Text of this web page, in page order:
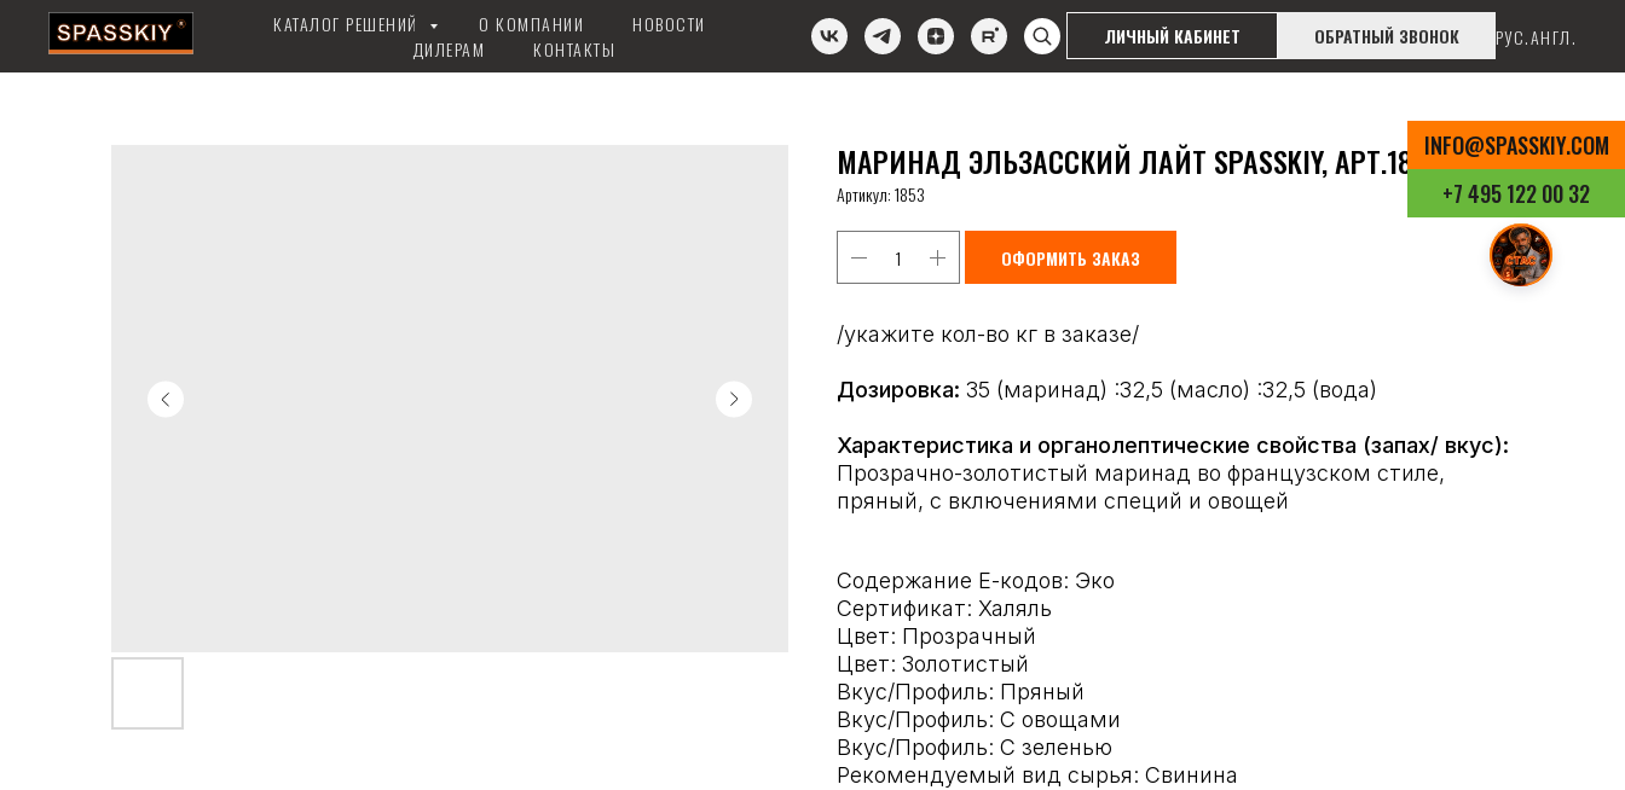
КАТАЛОГ РЕШЕНИЙ О КОМПАНИИ
НОВОСТИ
ДИЛЕРАМ
КОНТАКТЫ
ЛИЧНЫЙ КАБИНЕТ ОБРАТНЫЙ ЗВОНОК РУС.АНГЛ.
INFO@SPASSKIY.COM
+7 495 122 00 32
МАРИНАД ЭЛЬЗАССКИЙ ЛАЙТ SPASSKIY, АРТ.1853
Артикул:1853
ОФОРМИТЬ ЗАКАЗ
/укажите кол-во кг в заказе/
Дозировка: 35 (маринад) :32,5 (масло) :32,5 (вода)
Характеристика и органолептические свойства (запах/ вкус):
Прозрачно-золотистый маринад во французском стиле,
пряный, с включениями специй и овощей
Содержание Е-кодов: Эко
Сертификат: Халяль
Цвет: Прозрачный
Цвет: Золотистый
Вкус/Профиль: Пряный
Вкус/Профиль: С овощами
Вкус/Профиль: С зеленью
Рекомендуемый вид сырья: Свинина